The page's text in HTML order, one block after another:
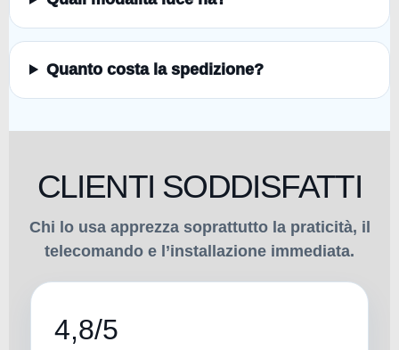
Quanto costa la spedizione?
CLIENTI SODDISFATTI
Chi lo usa apprezza soprattutto la praticità, il
telecomando e l’installazione immediata.
4,8/5